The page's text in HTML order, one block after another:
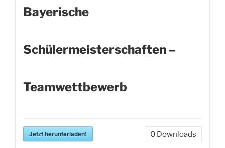
Bayerische
Schülermeisterschaften –
Teamwettbewerb
Jetzt herunterladen! 0 Downloads